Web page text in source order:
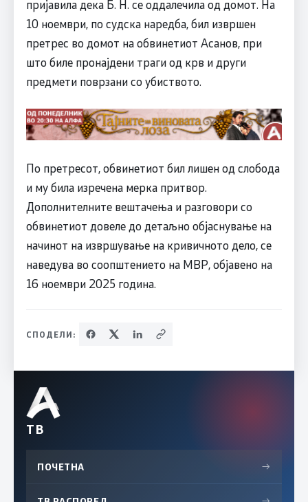
пријавила дека Б. Н. се оддалечила од домот. На
10 ноември, по судска наредба, бил извршен
претрес во домот на обвинетиот Асанов, при
што биле пронајдени траги од крв и други
предмети поврзани со убиството.
По претресот, обвинетиот бил лишен од слобода
и му била изречена мерка притвор.
Дополнителните вештачења и разговори со
обвинетиот довеле до детаљно објаснување на
начинот на извршување на кривичното дело, се
наведува во соопштението на МВР, објавено на
16 ноември 2025 година.
СПОДЕЛИ:
ТВ
ПОЧЕТНА →